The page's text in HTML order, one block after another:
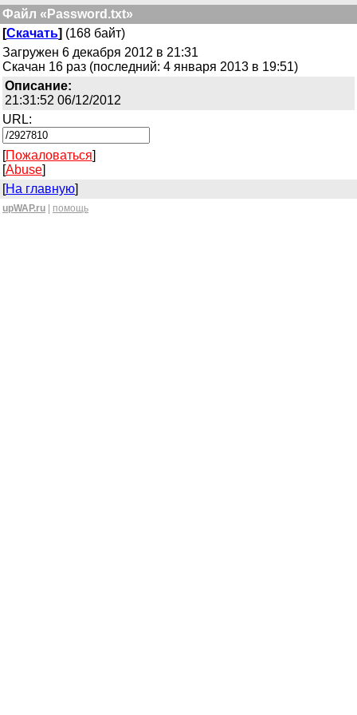
Файл «Password.txt»
[Скачать] (168 байт)
Загружен 6 декабря 2012 в 21:31
Скачан 16 раз (последний: 4 января 2013 в 19:51)
Описание:
21:31:52 06/12/2012
URL:
[Пожаловаться]
[Abuse]
[На главную]
upWAP.ru помощь